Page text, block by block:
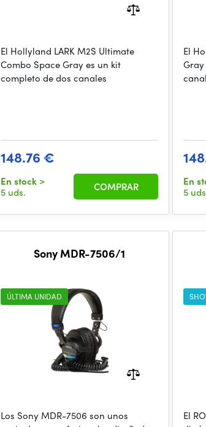
El Hollyland LARK M2S Ultimate
Combo Space Gray es un kit
completo de dos canales
148.76 €
En stock >
5 uds.
COMPRAR
El
En
5
Sony MDR-7506/1
ÚLTIMA UNIDAD
Los Sony MDR-7506 son unos
El